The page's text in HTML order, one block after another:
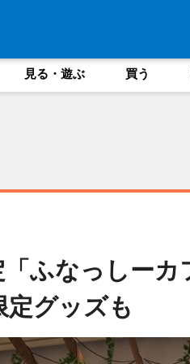
見る・遊ぶ 買う
「ふなっしー
グッズも